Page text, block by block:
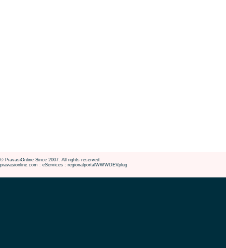
© PravasiOnline Since 2007. All rights reserved.
pravasionline.com : eServices : regionalportalWWWDEVplug